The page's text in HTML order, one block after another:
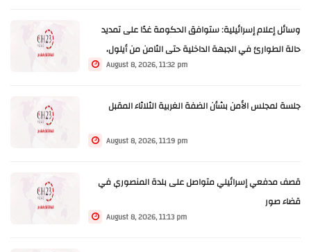
وسائل إعلام إسرائيلية: ستوافق الحكومة غدًا على تمديد
حالة الطوارئ في الجبهة الداخلية حتى الثامن من أيلول،
August 8, 2026, 11:32 pm
جلسة لمجلس الأمن بشأن الضفة الغربية الثلاثاء المقبل
August 8, 2026, 11:19 pm
قصف مدفعي إسرائيلي متواصل على بلدة المنصوري في
قضاء صور
August 8, 2026, 11:13 pm